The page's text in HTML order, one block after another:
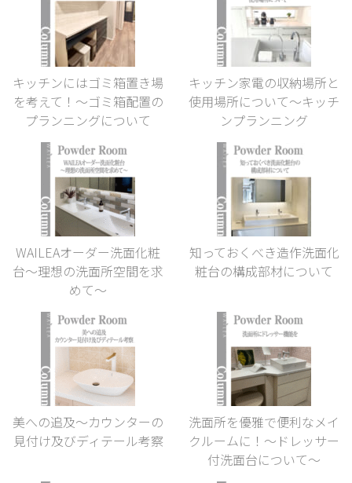
キッチンにはゴミ箱置き場
を考えて！〜ゴミ箱配置の
プランニングについて
キッチン家電の収納場所と
使用場所について〜キッチ
ンプランニング
WAILEAオーダー洗面化粧
台〜理想の洗面所空間を求
めて〜
知っておくべき造作洗面化
粧台の構成部材について
美への追及〜カウンターの
見付け及びディテール考察
洗面所を優雅で便利なメイ
クルームに！〜ドレッサー
付洗面台について〜